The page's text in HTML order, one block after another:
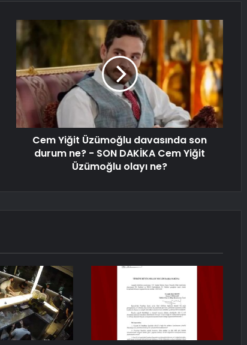
Cem Yiğit Üzümoğlu davasında son
durum ne? - SON DAKİKA Cem Yiğit
Üzümoğlu olayı ne?